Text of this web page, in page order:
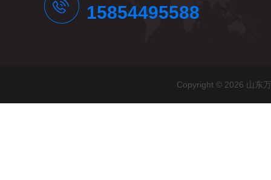
15854495588
Copyright © 2026 山东